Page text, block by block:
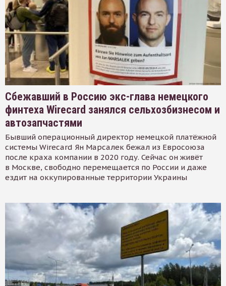
Сбежавший в Россию экс-глава немецкого
финтеха Wirecard занялся сельхозбизнесом и
автозапчастями
Бывший операционный директор немецкой платёжной
системы Wirecard Ян Марсалек бежал из Евросоюза
после краха компании в 2020 году. Сейчас он живёт
в Москве, свободно перемещается по России и даже
ездит на оккупированные территории Украины